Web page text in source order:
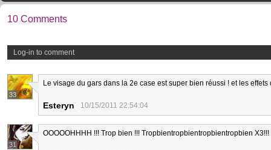
10 Comments
Log-in to comment
33
Le visage du gars dans la 2e case est super bien réussi ! et les effets
Esteryn 10/15/2011 22:54:04
31
OOOOOHHHH !!! Trop bien !!! Tropbientropbientropbientropbien X3!!!